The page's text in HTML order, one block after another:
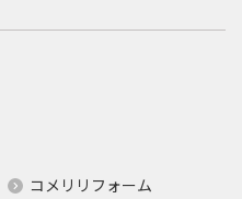
コメリリフォーム